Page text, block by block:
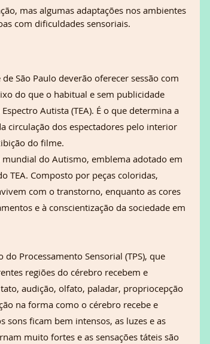
mas algumas adaptações nos ambientes
com dificuldades sensoriais.
São Paulo deverão oferecer sessão com
do que o habitual e sem publicidade
Autista (TEA). É o que determina a
circulação dos espectadores pelo interior
do filme.
TEA. Composto por peças coloridas,
com o transtorno, enquanto as cores
e à conscientização da sociedade em
regiões do cérebro recebem e
audição, olfato, paladar, propriocepção
na forma como o cérebro recebe e
sons ficam bem intensos, as luzes e as
muito fortes e as sensações táteis são